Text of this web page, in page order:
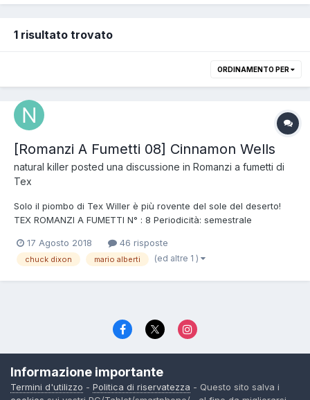
1 risultato trovato
ORDINAMENTO PER
[Romanzi A Fumetti 08] Cinnamon Wells
natural killer posted una discussione in Romanzi a fumetti di
Tex
Solo il piombo di Tex Willer è più rovente del sole del deserto!
TEX ROMANZI A FUMETTI N° : 8 Periodicità: semestrale
Sceneggiatura: Chuck Dixon Disegni: Mario Alberti Cope...
17 Agosto 2018 46 risposte
chuck dixon mario alberti (ed altre 1 )
© TexWillerForum dal 2006
Powered by Invision Community
Informazione importante
Termini d'utilizzo - Politica di riservatezza - Questo sito salva i